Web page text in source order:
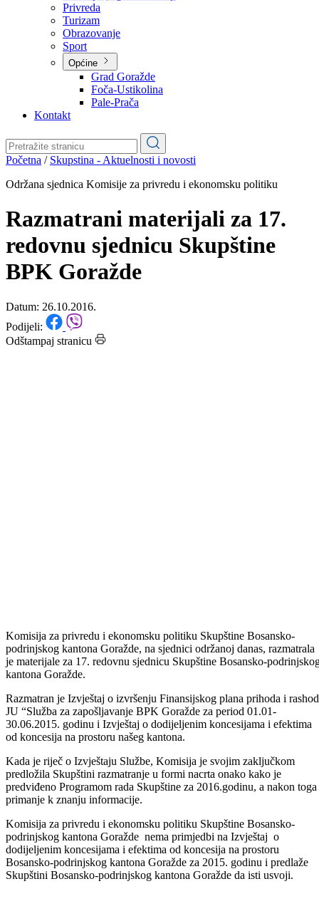
O kantonu
Simboli kantona (Grb, zastava)
Historija (digitalni muzej)
Privreda
Turizam
Obrazovanje
Općine
Pale-Prača
Kontakt
Održana sjednica Komisije za privredu i ekonomsku politiku
Razmatrani materijali za 17.
redovnu sjednicu Skupštine
BPK Goražde
Datum: 26.10.2016.